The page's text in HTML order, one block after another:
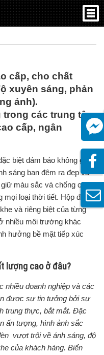
cấp, cho chất
xuyên sáng, phản
ảnh).
các trung tâm
cấp, ngân
biệt đảm bảo không gian,
sáng ban đêm ra đẹp và
màu sắc và chống chịu
mọi loại thời tiết. Hộp đèn
và riêng biệt của từng
nhiều môi trường khác
hưởng bề mặt tiếp xúc
lượng cao ở đâu?
nhiều doanh nghiệp và các
được sự tin tưởng bởi sự
trung thực, bắt mắt. Đặc
ấn tượng, hình ảnh sắc
vượt trội về ánh sáng, độ
của khách hàng. Biển